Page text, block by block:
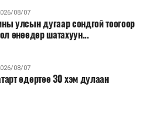
08/07
улсын дугаар сондгой тоогоор
өнөөдөр шатахуун...
08/07
өдөртөө 30 хэм дулаан